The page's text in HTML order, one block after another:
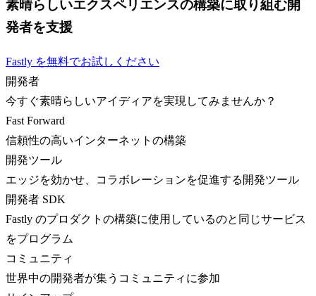
素晴らしいエクスペリエンスの構築に取り組む開
発者を支援
Fastly を無料でお試しください
開発者
今すぐ素晴らしいアイディアを実現してみませんか？
Fast Forward
信頼性の高いインターネットの構築
開発ツール
エッジを効かせ、コラボレーションを促進する開発ツール
開発者 SDK
Fastly のプロダクトの構築に使用しているのと同じサービス
をプログラム
コミュニティ
世界中の開発者が集うコミュニティに参加